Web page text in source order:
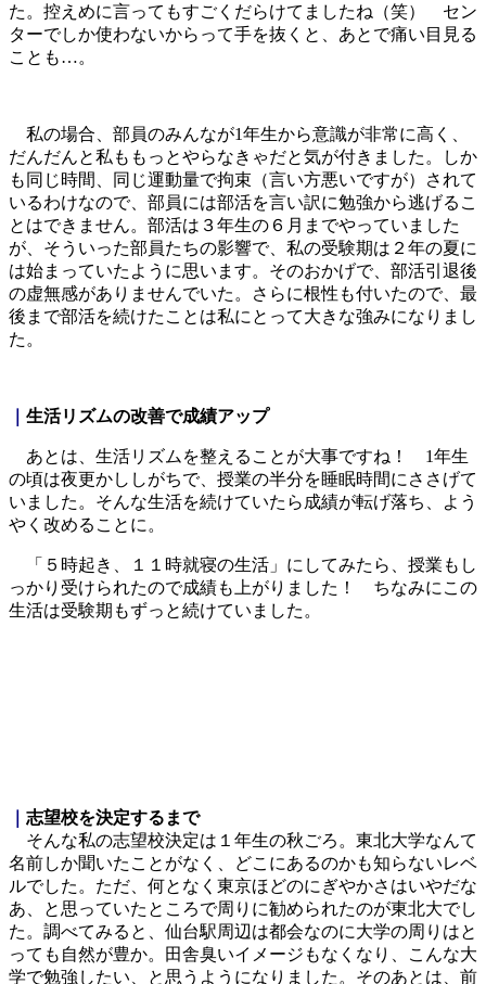
た。控えめに言ってもすごくだらけてましたね（笑） セン
ターでしか使わないからって手を抜くと、あとで痛い目見る
ことも…。
私の場合、部員のみんなが1年生から意識が非常に高く、
だんだんと私ももっとやらなきゃだと気が付きました。しか
も同じ時間、同じ運動量で拘束（言い方悪いですが）されて
いるわけなので、部員には部活を言い訳に勉強から逃げるこ
とはできません。部活は３年生の６月までやっていました
が、そういった部員たちの影響で、私の受験期は２年の夏に
は始まっていたように思います。そのおかげで、部活引退後
の虚無感がありませんでいた。さらに根性も付いたので、最
後まで部活を続けたことは私にとって大きな強みになりまし
た。
生活リズムの改善で成績アップ
あとは、生活リズムを整えることが大事ですね！ 1年生
の頃は夜更かししがちで、授業の半分を睡眠時間にささげて
いました。そんな生活を続けていたら成績が転げ落ち、よう
やく改めることに。
「５時起き、１１時就寝の生活」にしてみたら、授業もし
っかり受けられたので成績も上がりました！ ちなみにこの
生活は受験期もずっと続けていました。
志望校を決定するまで
そんな私の志望校決定は１年生の秋ごろ。東北大学なんて
名前しか聞いたことがなく、どこにあるのかも知らないレベ
ルでした。ただ、何となく東京ほどのにぎやかさはいやだな
あ、と思っていたところで周りに勧められたのが東北大でし
た。調べてみると、仙台駅周辺は都会なのに大学の周りはと
っても自然が豊か。田舎臭いイメージもなくなり、こんな大
学で勉強したい、と思うようになりました。そのあとは、前